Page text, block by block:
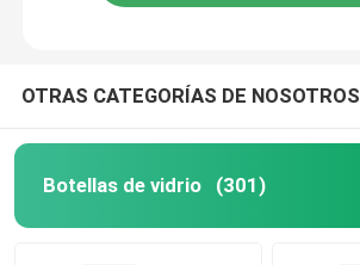
OTRAS CATEGORÍAS DE NOSOTROS
Botellas de vidrio (301)